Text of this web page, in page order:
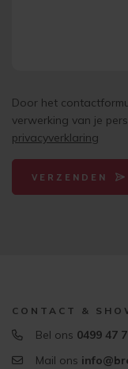
Door het
verwerking van je
privacyverklaring
VERZENDEN
CONTACT &
Bel ons 0499 47
Mail ons